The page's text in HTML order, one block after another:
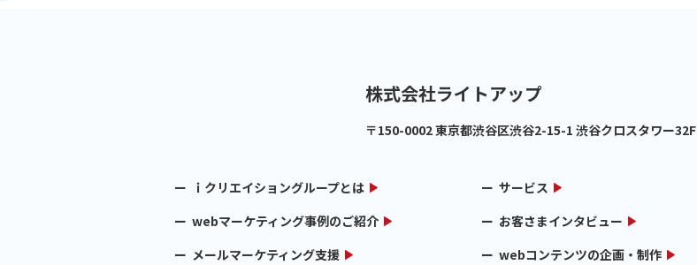
株式会社ライトアップ
〒150-0002東京都渋谷区渋谷2-15-1 渋谷クロスタワー32F
ｉクリエイショングループとは サービス
webマーケティング事例のご紹介
お客さまインタビュー
メールマーケティング支援
webコンテンツの企画・制作